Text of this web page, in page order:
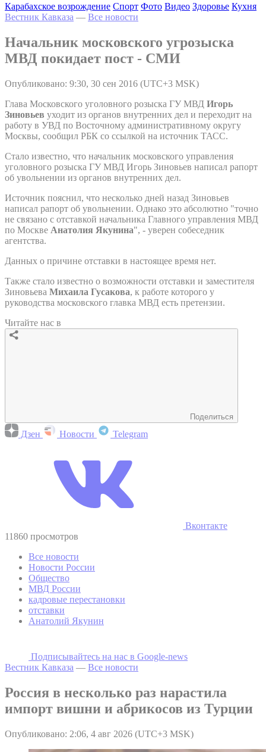
Карабахское возрождение Спорт Фото Видео Здоровье Кухня
Вестник Кавказа — Все новости
Начальник московского угрозыска
МВД покидает пост - СМИ
Опубликовано: 9:30, 30 сен 2016 (UTC+3 MSK)
Глава Московского уголовного розыска ГУ МВД Игорь
Зиновьев уходит из органов внутренних дел и переходит на
работу в УВД по Восточному административному округу
Москвы, сообщил РБК со ссылкой на источник ТАСС.
Стало известно, что начальник московского управления
уголовного розыска ГУ МВД Игорь Зиновьев написал рапорт
об увольнении из органов внутренних дел.
Источник пояснил, что несколько дней назад Зиновьев
написал рапорт об увольнении. Однако это абсолютно "точно
не связано с отставкой начальника Главного управления МВД
по Москве Анатолия Якунина", - уверен собеседник
агентства.
Данных о причине отставки в настоящее время нет.
Также стало известно о возможности отставки и заместителя
Зиновьева Михаила Гусакова, к работе которого у
руководства московского главка МВД есть претензии.
Читайте нас в
Поделиться
Дзен Новости Telegram
Вконтакте
11860 просмотров
Все новости
Новости России
Общество
МВД России
кадровые перестановки
отставки
Анатолий Якунин
Подписывайтесь на наc в Google-news
Вестник Кавказа — Все новости
Россия в несколько раз нарастила
импорт вишни и абрикосов из Турции
Опубликовано: 2:06, 4 авг 2026 (UTC+3 MSK)